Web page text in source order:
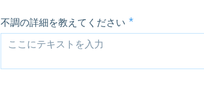
不調の詳細を教えてください